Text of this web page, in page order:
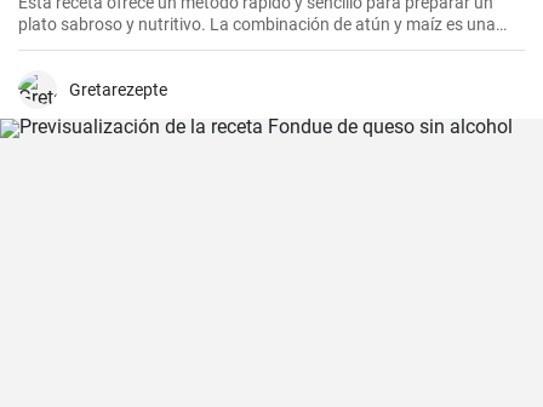
plato sabroso y nutritivo. La combinación de atún y maíz es una
excelente manera de agregar algo de proteína y color a nuestra
Gretarezepte